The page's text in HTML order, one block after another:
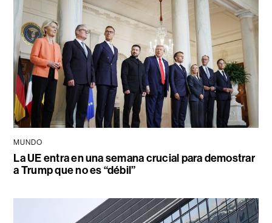
MUNDO
La UE entra en una semana crucial para demostrar
a Trump que no es “débil”